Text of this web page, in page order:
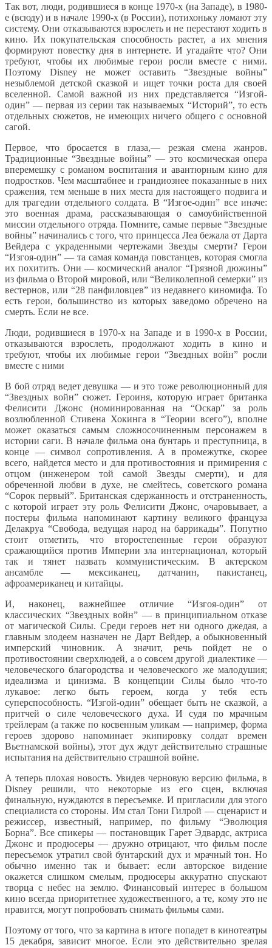
Так вот, люди, родившиеся в конце 1970-х (на Западе), в 1980-
е (всюду) и в начале 1990-х (в России), потихоньку ломают эту
систему. Они отказываются взрослеть и не перестают ходить в
кино. Их покупательская способность растет, а их мнения
формируют повестку дня в интернете. И угадайте что? Они
требуют, чтобы их любимые герои росли вместе с ними.
Поэтому Disney не может оставить “Звездные войны”
незыблемой детской сказкой и ищет точки роста для своей
вселенной. Самой важной из них представляется “Изгой-
один” — первая из серии так называемых “Историй”, то есть
отдельных сюжетов, не имеющих ничего общего с основной
сагой.
Первое, что бросается в глаза,— резкая смена жанров.
Традиционные “Звездные войны” — это космическая опера
вперемешку с романом воспитания и авантюрным кино для
подростков. Чем масштабнее и грандиознее показанные в них
сражения, тем меньше в них места для настоящего подвига и
для трагедии отдельного солдата. В “Изгое-один” все иначе:
это военная драма, рассказывающая о самоубийственной
миссии отдельного отряда. Помните, самые первые “Звездные
войны” начинались с того, что принцесса Леа бежала от Дарта
Вейдера с украденными чертежами Звезды смерти? Герои
“Изгоя-один” — та самая команда повстанцев, которая смогла
их похитить. Они — космический аналог “Грязной дюжины”
из фильма о Второй мировой, или “Великолепной семерки” из
вестернов, или “28 панфиловцев” из недавнего киномифа. То
есть герои, большинство из которых заведомо обречено на
смерть. Если не все.
Люди, родившиеся в 1970-х на Западе и в 1990-х в России,
отказываются взрослеть, продолжают ходить в кино и
требуют, чтобы их любимые герои “Звездных войн” росли
вместе с ними
В бой отряд ведет девушка — и это тоже революционный для
“Звездных войн” сюжет. Героиня, которую играет британка
Фелисити Джонс (номинированная на “Оскар” за роль
возлюбленной Стивена Хокинга в “Теории всего”), вполне
может оказаться самым сложносочиненным персонажем в
истории саги. В начале фильма она бунтарь и преступница, в
конце — символ сопротивления. А в промежутке, скорее
всего, найдется место и для противостояния и примирения с
отцом (инженером той самой Звезды смерти), и для
обреченной любви в духе, не смейтесь, советского романа
“Сорок первый”. Британская сдержанность и отстраненность,
с которой играет эту роль Фелисити Джонс, очаровывает, а
постеры фильма напоминают картину великого француза
Делакруа “Свобода, ведущая народ на баррикады”. Попутно
стоит отметить, что второстепенные герои образуют
сражающийся против Империи зла интернационал, который
так и тянет назвать коммунистическим. В актерском
ансамбле — мексиканец, датчанин, пакистанец,
афроамериканец и китайцы.
И, наконец, важнейшее отличие “Изгоя-один” от
классических “Звездных войн” — в принципиальном отказе
от магической Силы. Среди героев нет ни одного джедая, а
главным злодеем назначен не Дарт Вейдер, а обыкновенный
имперский чиновник. А значит, речь пойдет не о
противостоянии сверхлюдей, а о совсем другой диалектике —
человеческого благородства и человеческого же малодушия;
идеализма и цинизма. В концепции Силы было что-то
лукавое: легко быть героем, когда у тебя есть
суперспособность. “Изгой-один” обещает быть не сказкой, а
притчей о силе человеческого духа. И судя по мрачным
трейлерам (а также по косвенным уликам — например, форма
героев здорово напоминает экипировку солдат времен
Вьетнамской войны), этот дух ждут действительно страшные
испытания на действительно страшной войне.
А теперь плохая новость. Увидев черновую версию фильма, в
Disney решили, что некоторые из его сцен, включая
финальную, нуждаются в пересъемке. И пригласили для этого
специалиста со стороны. Им стал Тони Гилрой — сценарист и
режиссер, известный, например, по фильму “Эволюция
Борна”. Все спикеры — постановщик Гарет Эдвардс, актриса
Джонс и продюсеры — дружно отрицают, что фильм после
пересъемок утратил свой бунтарский дух и мрачный тон. Но
обычно именно так и бывает: если авторское видение
окажется слишком смелым, продюсеры аккуратно спускают
творца с небес на землю. Финансовый интерес в большом
кино всегда приоритетнее художественного, а те, кому это не
нравится, могут попробовать снимать фильмы сами.
Поэтому от того, что за картина в итоге попадет в кинотеатры
15 декабря, зависит многое. Если это действительно зрелая